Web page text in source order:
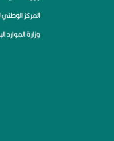
المركز
وزارة الموارد